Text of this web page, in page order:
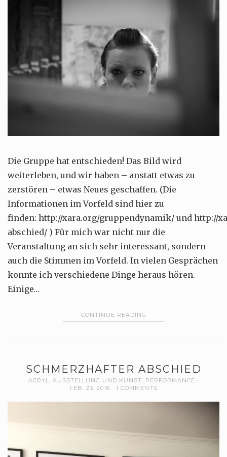
Die Gruppe hat entschieden! Das Bild wird
weiterleben, und wir haben – anstatt etwas zu
zerstören – etwas Neues geschaffen. (Die
Informationen im Vorfeld sind hier zu
finden: http://xara.org/gruppendynamik/ und http://
abschied/ ) Für mich war nicht nur die
Veranstaltung an sich sehr interessant, sondern
auch die Stimmen im Vorfeld. In vielen Gesprächen
konnte ich verschiedene Dinge heraus hören.
Einige…
CONTINUE READING
SCHMERZHAFTER ABSCHIED
ACRYL AUSSTELLUNG UND KUNST
PERFORMANCE
FEB. 23, 2016
1 COMMENTS